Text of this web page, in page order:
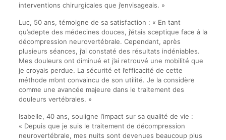
interventions chirurgicales que j’envisageais. »
Luc, 50 ans, témoigne de sa satisfaction : « En tant
qu’adepte des médecines douces, j’étais sceptique face à la
décompression neurovertébrale. Cependant, après
plusieurs séances, j’ai constaté des résultats indéniables.
Mes douleurs ont diminué et j’ai retrouvé une mobilité que
je croyais perdue. La sécurité et l’efficacité de cette
méthode m’ont convaincu de son utilité. Je la considère
comme une avancée majeure dans le traitement des
douleurs vertébrales. »
Isabelle, 40 ans, souligne l’impact sur sa qualité de vie :
« Depuis que je suis le traitement de décompression
neurovertébrale, mes nuits sont devenues beaucoup plus